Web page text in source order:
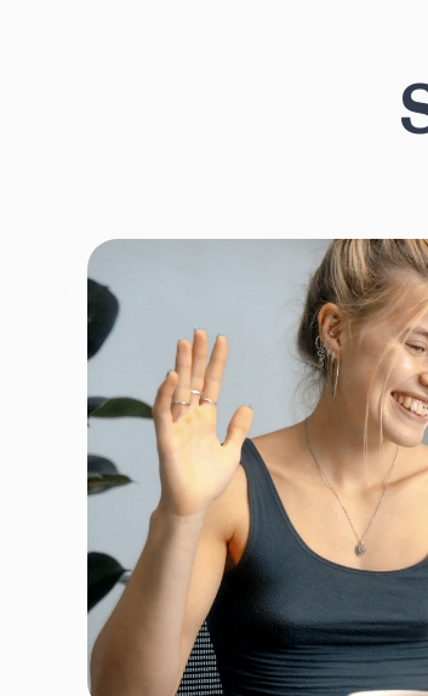
Hvordan
Telefon
*
Tilmeld nyhedsbrev
For at booke